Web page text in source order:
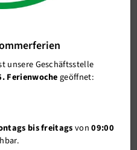
Treue-Aktion ,
Aktion , Workshops &
unsere Geschäftsstelle
Ferienwochegeöffnet:
bis freitagsvon09:00